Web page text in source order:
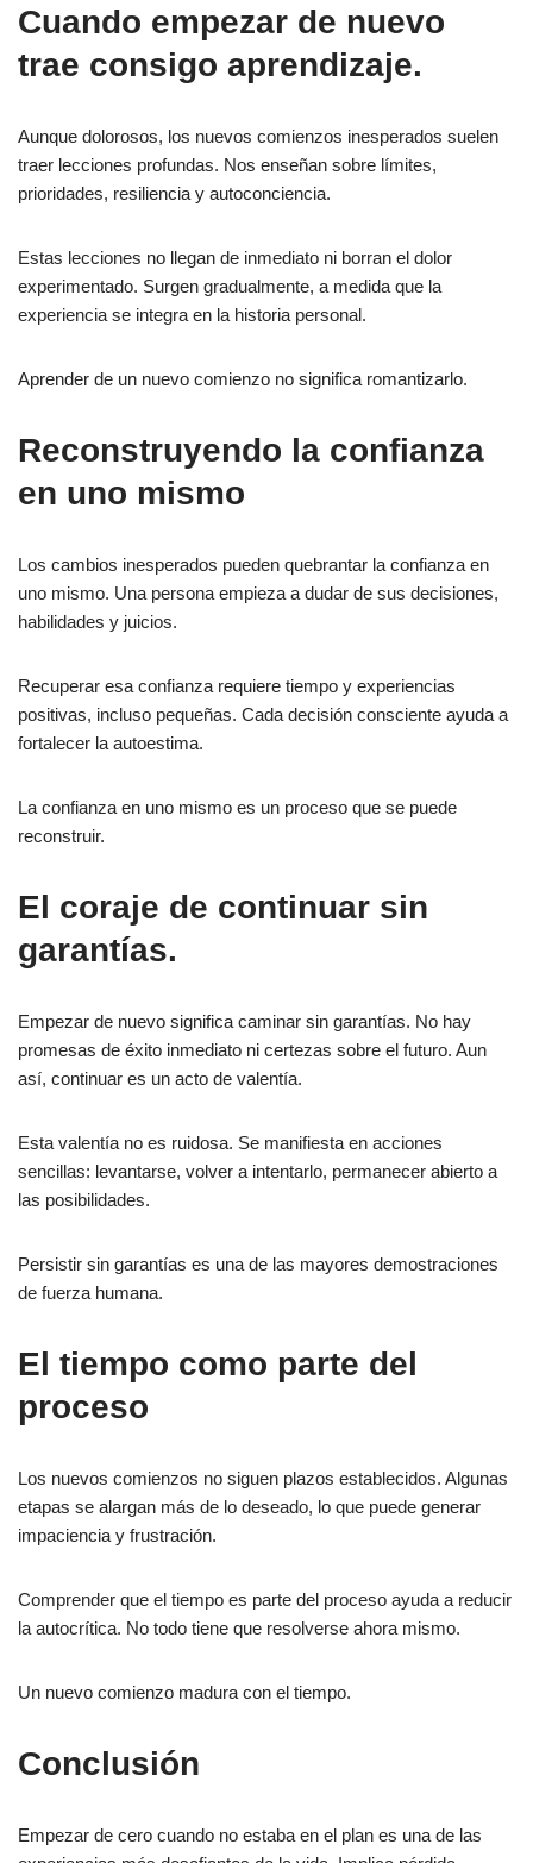
Cuando empezar de nuevo
trae consigo aprendizaje.
Aunque dolorosos, los nuevos comienzos inesperados suelen
traer lecciones profundas. Nos enseñan sobre límites,
prioridades, resiliencia y autoconciencia.
Estas lecciones no llegan de inmediato ni borran el dolor
experimentado. Surgen gradualmente, a medida que la
experiencia se integra en la historia personal.
Aprender de un nuevo comienzo no significa romantizarlo.
Reconstruyendo la confianza
en uno mismo
Los cambios inesperados pueden quebrantar la confianza en
uno mismo. Una persona empieza a dudar de sus decisiones,
habilidades y juicios.
Recuperar esa confianza requiere tiempo y experiencias
positivas, incluso pequeñas. Cada decisión consciente ayuda a
fortalecer la autoestima.
La confianza en uno mismo es un proceso que se puede
reconstruir.
El coraje de continuar sin
garantías.
Empezar de nuevo significa caminar sin garantías. No hay
promesas de éxito inmediato ni certezas sobre el futuro. Aun
así, continuar es un acto de valentía.
Esta valentía no es ruidosa. Se manifiesta en acciones
sencillas: levantarse, volver a intentarlo, permanecer abierto a
las posibilidades.
Persistir sin garantías es una de las mayores demostraciones
de fuerza humana.
El tiempo como parte del
proceso
Los nuevos comienzos no siguen plazos establecidos. Algunas
etapas se alargan más de lo deseado, lo que puede generar
impaciencia y frustración.
Comprender que el tiempo es parte del proceso ayuda a reducir
la autocrítica. No todo tiene que resolverse ahora mismo.
Un nuevo comienzo madura con el tiempo.
Conclusión
Empezar de cero cuando no estaba en el plan es una de las